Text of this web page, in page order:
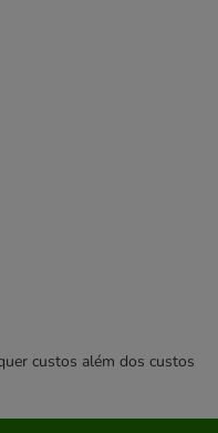
custos além dos custos